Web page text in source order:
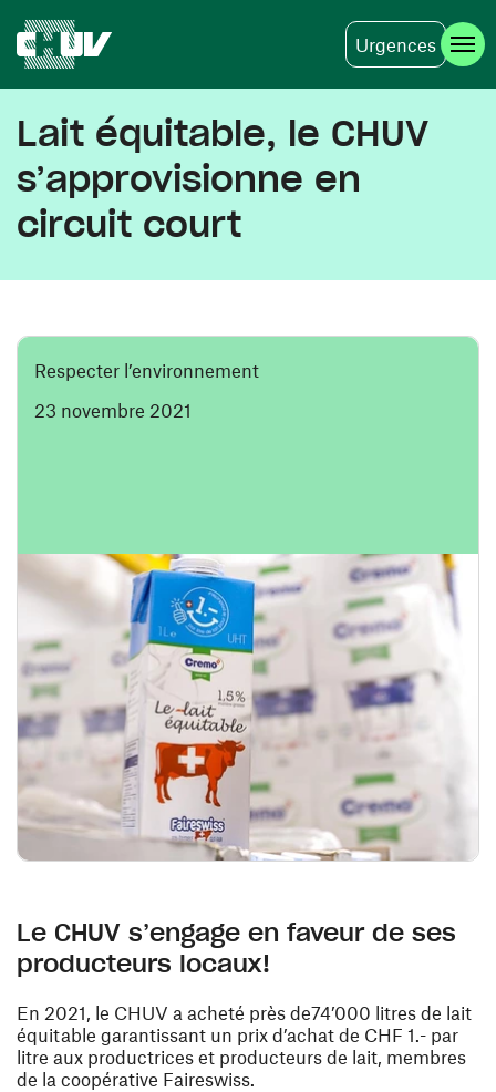
Urgences
Lait équitable, le CHUV
s’approvisionne en
circuit court
Respecter l’environnement
23 novembre 2021
Le CHUV s’engage en faveur de ses
producteurs locaux!
En 2021, le CHUV a acheté près de74’000 litres de lait
équitable garantissant un prix d’achat de CHF 1.- par
litre aux productrices et producteurs de lait, membres
de la coopérative Faireswiss.